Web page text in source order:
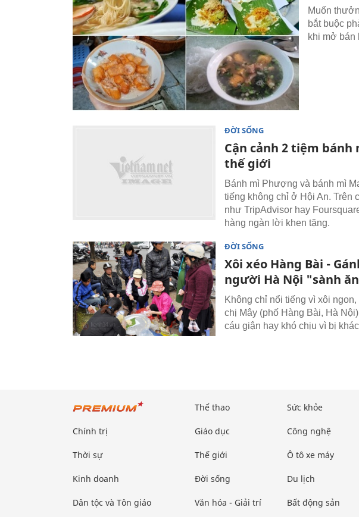
Muốn
bắt buộc
khi mở bán
ĐỜI SỐNG
Cận cảnh 2 tiệm
thế giới
Bánh mì Phượng và bánh mì
tiếng không chỉ ở Hội An. Trên
như TripAdvisor hay
hàng ngàn lời khen tặng.
ĐỜI SỐNG
Xôi xéo Hàng Bài -
người Hà Nội "sành
Không chỉ nổi tiếng vì xôi
chị Mây (phố Hàng Bài, Hà
cáu giận hay khó chịu vì bị
Chính trị
Thời sự
Kinh doanh
Dân tộc và Tôn giáo
Thể thao
Giáo dục
Thế giới
Đời sống
Văn hóa - Giải trí
Sức khỏe
Công nghệ
Ô tô xe máy
Du lịch
Bất động sản